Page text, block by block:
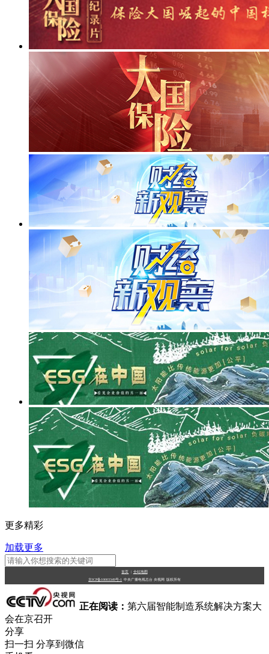
更多精彩
加载更多
首页 全站地图
京ICP备10003349号-1 中央广播电视总台 央视网 版权所有
正在阅读： 第六届智能制造系统解决方案大
会在京召开
分享
扫一扫 分享到微信